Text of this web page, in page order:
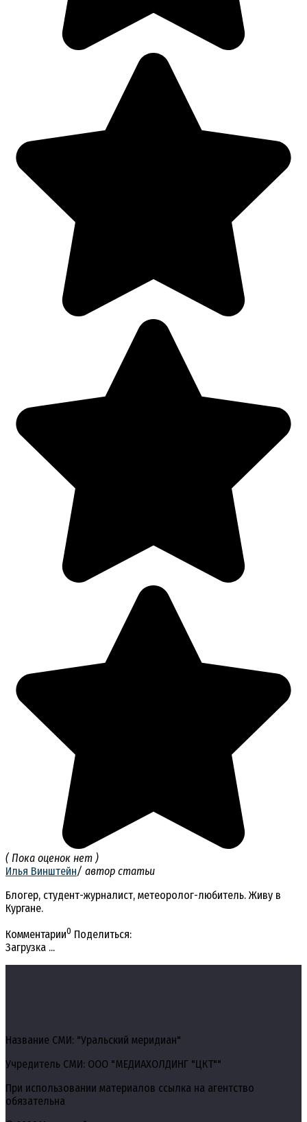
( Пока оценок нет )
Илья Винштейн/ автор статьи
Блогер, студент-журналист, метеоролог-любитель. Живу в
Кургане.
Комментарии0 Поделиться:
Загрузка ...
Название СМИ: "Уральский меридиан"
Учредитель СМИ: ООО "МЕДИАХОЛДИНГ "ЦКТ""
При использовании материалов ссылка на агентство
обязательна